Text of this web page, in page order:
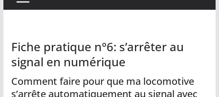
Fiche pratique n°6: s’arrêter au
signal en numérique
Comment faire pour que ma locomotive
s’arrête automatiquement au signal avec